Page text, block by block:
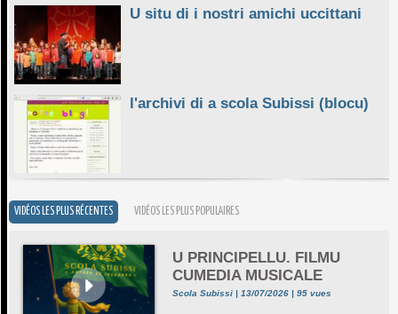
U situ di i nostri amichi uccittani
l'archivi di a scola Subissi (blocu)
VIDÉOS LES PLUS RÉCENTES VIDÉOS LES PLUS POPULAIRES
U PRINCIPELLU. FILMU
CUMEDIA MUSICALE
Scola Subissi | 13/07/2026 | 95 vues